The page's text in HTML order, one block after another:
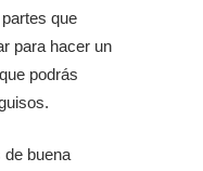
que
para hacer un
podrás
de buena